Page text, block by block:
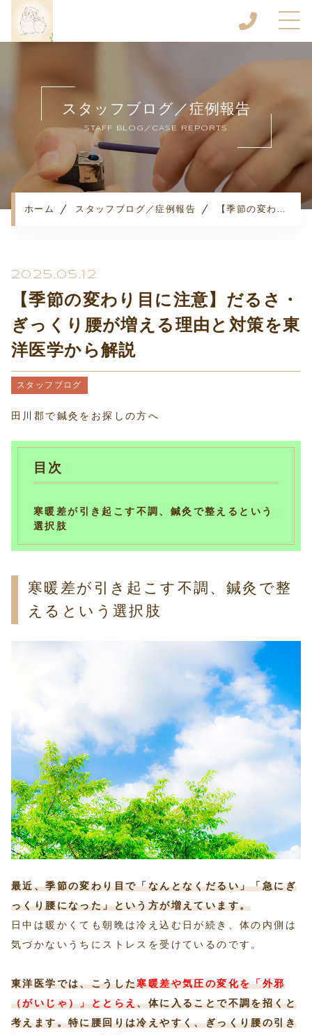
キャンペーン
メニュー
お客様の声
ご利用の流れ
スタッフブログ／症例報告
STAFF BLOG／CASE REPORTS
ホーム スタッフブログ／症例報告 【季節の変わり目に注意】だるさ・ぎっくり腰が増える理由と対策を東洋医学から解説
2025.05.12
【季節の変わり目に注意】だるさ・
ぎっくり腰が増える理由と対策を東
洋医学から解説
スタッフブログ
田川郡で鍼灸をお探しの方へ
目次
寒暖差が引き起こす不調、鍼灸で整えるという
選択肢
寒暖差が引き起こす不調、鍼灸で整
えるという選択肢
最近、季節の変わり目で「なんとなくだるい」「急にぎ
っくり腰になった」という方が増えています。
日中は暖かくても朝晩は冷え込む日が続き、体の内側は
気づかないうちにストレスを受けているのです。
東洋医学では、こうした寒暖差や気圧の変化を「外邪
（がいじゃ）」ととらえ、体に入ることで不調を招くと
考えます。特に腰回りは冷えやすく、ぎっくり腰の引き